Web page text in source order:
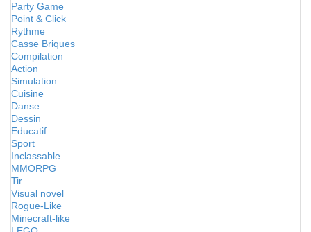
Party Game
Point & Click
Rythme
Casse Briques
Compilation
Action
Simulation
Cuisine
Danse
Dessin
Educatif
Sport
Inclassable
MMORPG
Tir
Visual novel
Rogue-Like
Minecraft-like